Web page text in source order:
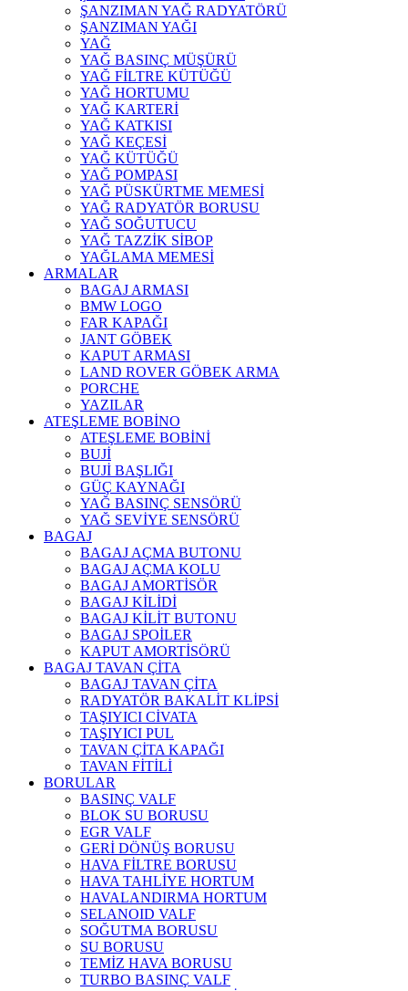
ŞANZIMAN YAĞ RADYATÖRÜ
ŞANZIMAN YAĞI
YAĞ
YAĞ BASINÇ MÜŞÜRÜ
YAĞ FİLTRE KÜTÜĞÜ
YAĞ HORTUMU
YAĞ KARTERİ
YAĞ KATKISI
YAĞ KEÇESİ
YAĞ KÜTÜĞÜ
YAĞ POMPASI
YAĞ PÜSKÜRTME MEMESİ
YAĞ RADYATÖR BORUSU
YAĞ SOĞUTUCU
YAĞ TAZZİK SİBOP
YAĞLAMA MEMESİ
ARMALAR
BAGAJ ARMASI
BMW LOGO
FAR KAPAĞI
JANT GÖBEK
KAPUT ARMASI
LAND ROVER GÖBEK ARMA
PORCHE
YAZILAR
ATEŞLEME BOBİNO
ATEŞLEME BOBİNİ
BUJİ
BUJİ BAŞLIĞI
GÜÇ KAYNAĞI
YAĞ BASINÇ SENSÖRÜ
YAĞ SEVİYE SENSÖRÜ
BAGAJ
BAGAJ AÇMA BUTONU
BAGAJ AÇMA KOLU
BAGAJ AMORTİSÖR
BAGAJ KİLİDİ
BAGAJ KİLİT BUTONU
BAGAJ SPOİLER
KAPUT AMORTİSÖRÜ
BAGAJ TAVAN ÇİTA
BAGAJ TAVAN ÇİTA
RADYATÖR BAKALİT KLİPSİ
TAŞIYICI CİVATA
TAŞIYICI PUL
TAVAN ÇİTA KAPAĞI
TAVAN FİTİLİ
BORULAR
BASINÇ VALF
BLOK SU BORUSU
EGR VALF
GERİ DÖNÜŞ BORUSU
HAVA FİLTRE BORUSU
HAVA TAHLİYE HORTUM
HAVALANDIRMA HORTUM
SELANOID VALF
SOĞUTMA BORUSU
SU BORUSU
TEMİZ HAVA BORUSU
TURBO BASINÇ VALF